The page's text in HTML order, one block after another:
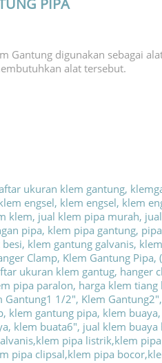
PIPA
Gantung digunakan sebagai
alat tersebut.